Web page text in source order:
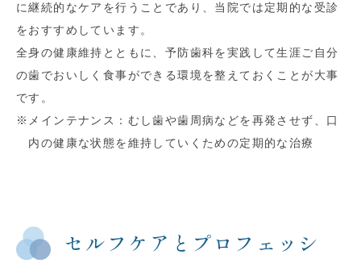
に継続的なケアを行うことであり、当院では定期的な受診
をおすすめしています。
全身の健康維持とともに、予防歯科を実践して生涯ご自分
の歯でおいしく食事ができる環境を整えておくことが大事
です。
※ メインテナンス：むし歯や歯周病などを再発させず、口
内の健康な状態を維持していくための定期的な治療
セルフケアとプロフェッシ